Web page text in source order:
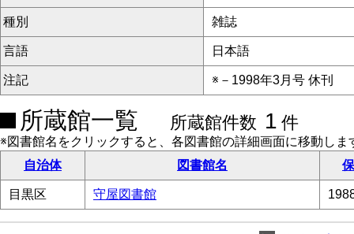
種別 雑誌
言語 日本語
注記 ※－1998年3月号 休刊
所蔵館一覧 所蔵館件数 1 件
※図書館名をクリックすると、各図書館の詳細画面に移動しま
自治体
図書館名
目黒区 守屋図書館